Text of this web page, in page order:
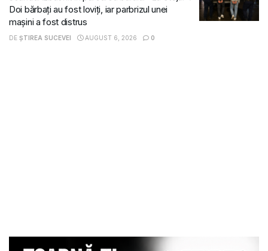
Doi bărbați au fost loviți, iar parbrizul unei
mașini a fost distrus
DE ȘTIREA SUCEVEI AUGUST 6, 2026 0